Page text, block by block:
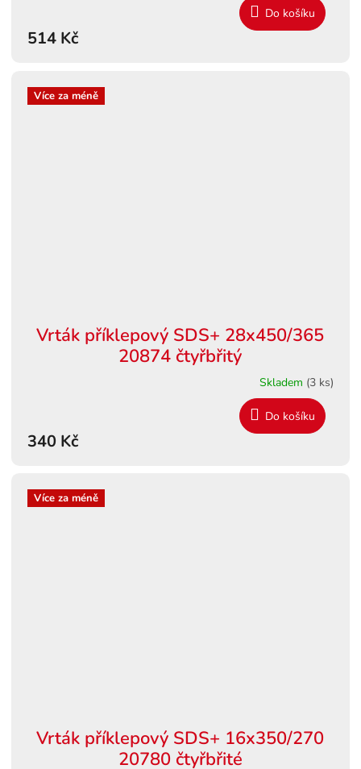
514 Kč
Do košíku
Více za méně
Vrták příklepový SDS+ 28x450/365
20874 čtyřbřitý
Skladem (3 ks)
340 Kč
Do košíku
Více za méně
Vrták příklepový SDS+ 16x350/270
20780 čtyřbřité